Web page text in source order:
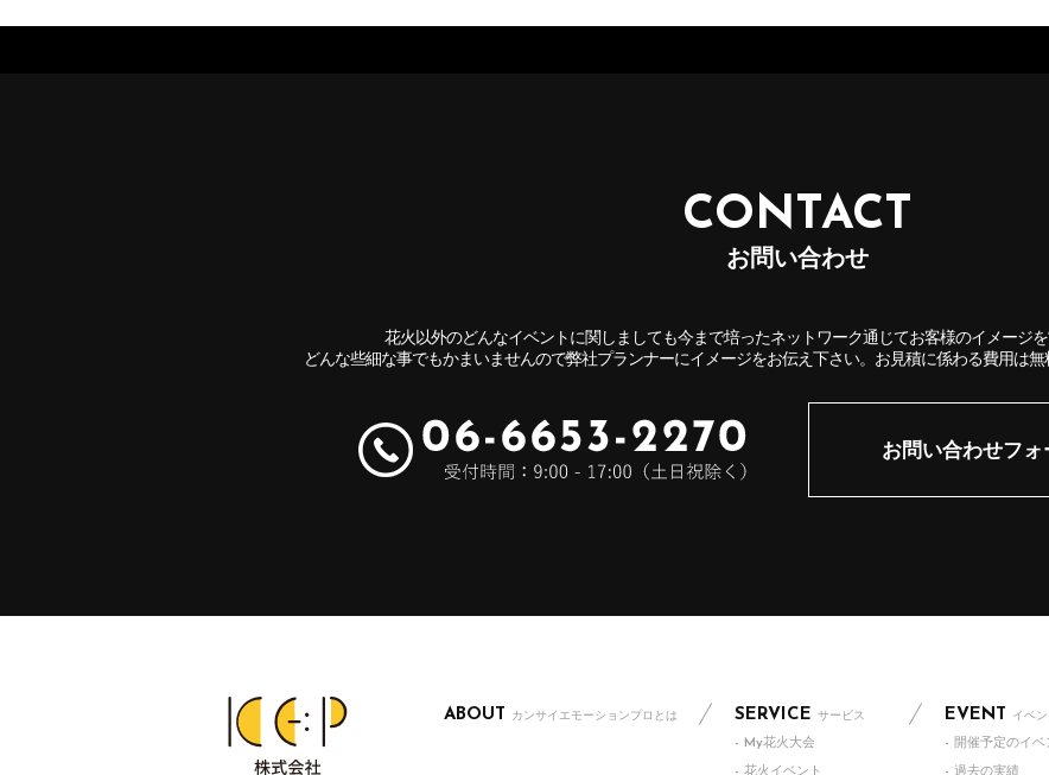
CONTACT
お問い合わせ
花火以外のどんなイベントに関しましても今まで培ったネットワーク通じてお客様のイメージを“
どんな些細な事でもかまいませんので弊社プランナーにイメージをお伝え下さい。お見積に係わる費用は無
お問い合わせフォ
ABOUT カンサイエモーションプロとは SERVICE サービス
- My花火大会
- 花火イベント
EVENT イベ
- 開催予定のイベ
- 過去の実績